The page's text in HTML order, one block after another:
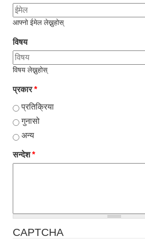
आफ्नो ईमेल लेख्नुहोस्
विषय
विषय लेख्नुहोस्
प्रकार*
प्रतिक्रिया
गुनासो
अन्य
सन्देश*
CAPTCHA